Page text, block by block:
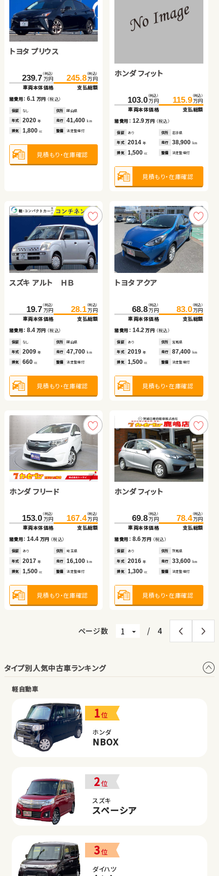
トヨタ プリウス
239.7 （税込）
万円
車両本体価格
245.8 （税込）
万円
支払総額
諸費用：6.1 万円 （税込）
保証 なし 住所 岡山県
年式 2020 年 走行 41,400 km
排気 1,800 cc 整備 法定整備付
見積もり・在庫確認
ホンダ フィット
103.0 （税込）
万円
車両本体価格
115.9 （税込）
万円
支払総額
諸費用： 12.9万円 （税込）
保証 あり 住所 岩手県
年式 2014年 走行 38,900 km
排気 1,500cc 整備 法定整備付
見積もり・在庫確認
スズキ アルト ＨＢ
19.7 （税込）
万円
車両本体価格
28.1 （税込）
万円
支払総額
諸費用：8.4 万円 （税込）
保証 なし 住所 岡山県
年式 2009 年 走行 47,700 km
排気 660 cc 整備 法定整備付
見積もり・在庫確認
トヨタ アクア
68.8 （税込）
万円
車両本体価格
83.0 （税込）
万円
支払総額
諸費用： 14.2 万円 （税込）
保証 あり 住所 宮城県
年式 2019年 走行 87,400 km
排気 1,500cc 整備 法定整備付
見積もり・在庫確認
ホンダ フリード
153.0 （税込）
万円
車両本体価格
167.4（税込）
万円
支払総額
諸費用：14.4 万円 （税込）
保証 あり 住所 埼玉県
年式 2017 年 走行 16,100 km
排気 1,500 cc 整備 法定整備付
見積もり・在庫確認
ホンダ フィット
69.8 （税込）
万円
車両本体価格
78.4 （税込）
万円
支払総額
諸費用： 8.6万円 （税込）
保証 あり 住所 茨城県
年式 2016年 走行 33,600 km
排気 1,300cc 整備 法定整備付
見積もり・在庫確認
日産 エクストレイル
60.0万円
車両本体価格
諸費用：6.1 万円 （税込）
保証 なし 住所 静岡県
排気 2,000cc 整備 法定整備付
スズキ ワゴンＲ
45.3 （税込）
万円
車両本体価格
49.7 （税込）
万円
支払総額
諸費用： 4.4万円（税込）
保証 なし 住所 岡山県
年式 2013年 走行 62,500 km
排気 660cc 整備 なし
見積もり・在庫確認
トヨタ ルーミー
98.6 （税込）
万円
車両本体価格
109.7 （税込）
万円
支払総額
諸費用：11.1万円（税込）
保証 あり 住所 埼玉県
年式 2018 年 走行 56,300 km
排気 1,000 整備 法定整備付
見積もり・在庫確認
日産 エクストレイル
162.7 （税込）
万円
車両本体価格
179.9 （税込）
万円
支払総額
諸費用： 17.2 万円 （税込）
保証 あり 住所 岩手県
年式 2021年 走行 60,700 km
排気 2,000cc 整備 法定整備付
見積もり・在庫確認
ダイハツ ムーヴ キャンバ
150.9 （税込）
万円
車両本体価格
159.8（税込）
万円
支払総額
諸費用：8.9万円（税込）
保証 あり 住所 北海道
年式 2022 年 走行 38,600 km
排気 660cc 整備 法定整備付
見積もり・在庫確認
ダイハツ タント
49.6 （税込）
万円
車両本体価格
54.8 （税込）
万円
支払総額
諸費用： 5.2万円 （税込）
保証 あり 住所 青森県
年式 2018年 走行 146,000km
排気 660cc 整備 法定整備付
見積もり・在庫確認
トヨタ ルーミー
87.0 （税込）
万円
車両本体価格
96.8 （税込）
万円
支払総額
諸費用：9.8 万円 （税込）
保証 あり 住所 北海道
年式 2020 年 走行 97,400 km
排気 1,000 cc 整備 法定整備付
見積もり・在庫確認
615.0（税込）
万円
諸費用：12.1万円（税込）
あり
年式 2025年 走行
排気 2,500 整備 法定整備付
見積もり・在庫確認
ホンダ Ｎ ＢＯＸ
44.6（税込）
万円
49.8
諸費用：5.2 万円（税込）
あり 青森県
年式 2015年 走行
排気 660 整備 法定整備付
見積もり・在庫確認
スズキ スイフト
83.6（税込）
万円
諸費用：16.0万円（税込）
あり
年式 2017年 走行
排気 1,300 整備 法定整備付
見積もり・在庫確認
ダイハツ ムーヴ
30.3 （税込）
万円
諸費用：4.4 万円（税込）
なし 岡山県
年式 2013年 走行
排気 660 整備 なし
見積もり・在庫確認
トヨタ ノア ハイブリッド
385.0（税込）
万円
諸費用：11.9万円（税込）
あり
年式 2022年 走行
排気 1,800 整備 法定整備付
見積もり・在庫確認
ページ数 / 4
タイプ別人気中古車ランキング
軽自動車
1位
ホンダ
NBOX
2位
スズキ
スペーシア
3位
ダイハツ